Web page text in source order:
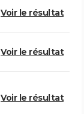
Voir le résultat
Voir le résultat
Voir le résultat